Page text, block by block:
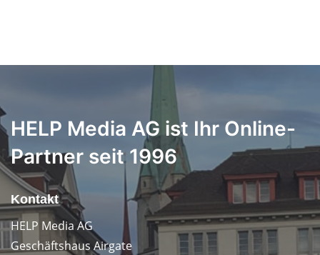
HELP Media AG ist Ihr Online-
Partner seit 1996
Kontakt
HELP Media AG
Geschäftshaus Airgate